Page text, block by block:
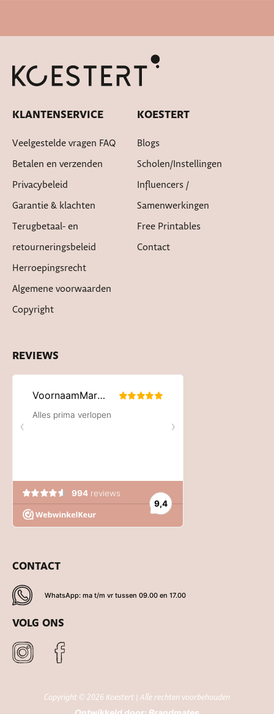
KLANTENSERVICE
Veelgestelde vragen FAQ
Betalen en verzenden
Privacybeleid
Garantie & klachten
Terugbetaal- en
retourneringsbeleid
Herroepingsrecht
Algemene voorwaarden
Copyright
KOESTERT
Blogs
Scholen/instellingen
Influencers /
Samenwerkingen
Free Printables
Contact
REVIEWS
CONTACT
WhatsApp: ma t/m vr tussen 09.00 en 17.00
VOLG ONS
Copyright © 2026 Koestert | Alle rechten voorbehouden